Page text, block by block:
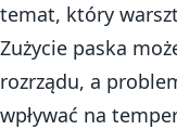
temat, który
Zużycie paska
rozrządu, a
wpływać na